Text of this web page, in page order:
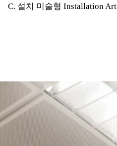
C. 설치 미술형 Installation Art